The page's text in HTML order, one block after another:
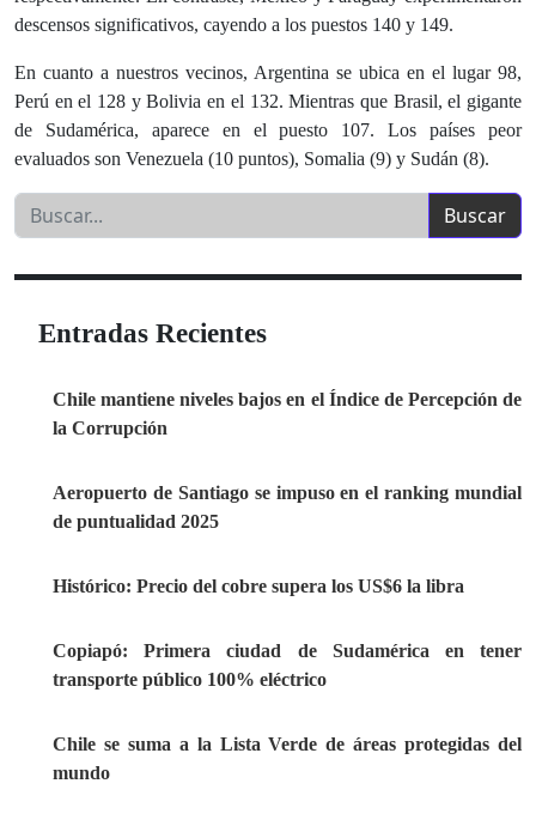
descensos significativos, cayendo a los puestos 140 y 149.
En cuanto a nuestros vecinos, Argentina se ubica en el lugar 98,
Perú en el 128 y Bolivia en el 132. Mientras que Brasil, el gigante
de Sudamérica, aparece en el puesto 107. Los países peor
evaluados son Venezuela (10 puntos), Somalia (9) y Sudán (8).
Entradas Recientes
Chile mantiene niveles bajos en el Índice de Percepción de
la Corrupción
Aeropuerto de Santiago se impuso en el ranking mundial
de puntualidad 2025
Histórico: Precio del cobre supera los US$6 la libra
Copiapó: Primera ciudad de Sudamérica en tener
transporte público 100% eléctrico
Chile se suma a la Lista Verde de áreas protegidas del
mundo